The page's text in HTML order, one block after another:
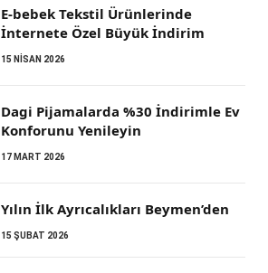
E-bebek Tekstil Ürünlerinde
İnternete Özel Büyük İndirim
15 NISAN 2026
Dagi Pijamalarda %30 İndirimle Ev
Konforunu Yenileyin
17 MART 2026
Yılın İlk Ayrıcalıkları Beymen’den
15 ŞUBAT 2026